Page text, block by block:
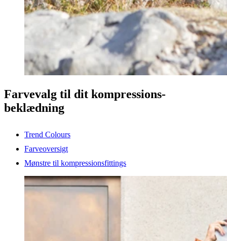
Farvevalg til dit kompressions-
beklædning
Trend Colours
Farveoversigt
Mønstre til kompressionsfittings